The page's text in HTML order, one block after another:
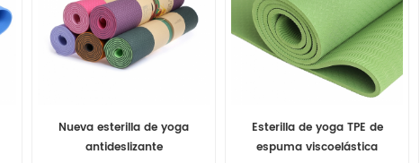
Nueva esterilla de yoga
antideslizante
Esterilla de yoga TPE de
espuma viscoelástica